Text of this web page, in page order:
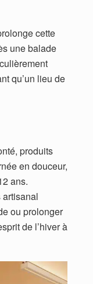
cette
une balade
qu’un lieu de
produits
en douceur,
ans.
artisanal
ou prolonger
de l’hiver à